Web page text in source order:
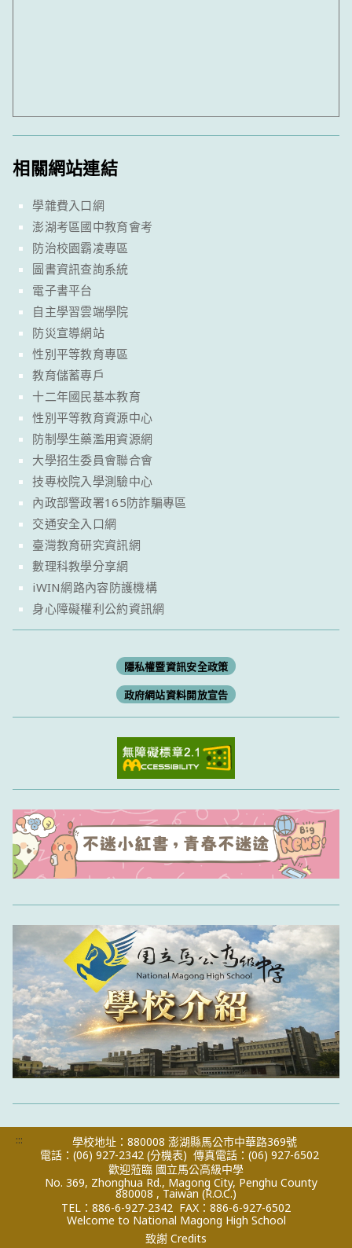
相關網站連結
學雜費入口網
澎湖考區國中教育會考
防治校園霸凌專區
圖書資訊查詢系統
電子書平台
自主學習雲端學院
防災宣導網站
性別平等教育專區
教育儲蓄專戶
十二年國民基本教育
性別平等教育資源中心
防制學生藥濫用資源網
大學招生委員會聯合會
技專校院入學測驗中心
內政部警政署165防詐騙專區
交通安全入口網
臺灣教育研究資訊網
數理科教學分享網
iWIN網路內容防護機構
身心障礙權利公約資訊網
隱私權暨資訊安全政策
政府網站資料開放宣告
:::
學校地址：880008 澎湖縣馬公市中華路369號
電話：(06) 927-2342 (分機表) 傳真電話：(06) 927-6502
歡迎蒞臨 國立馬公高級中學
No. 369, Zhonghua Rd., Magong City, Penghu County
880008 , Taiwan (R.O.C.)
TEL：886-6-927-2342 FAX：886-6-927-6502
Welcome to National Magong High School
致謝 Credits